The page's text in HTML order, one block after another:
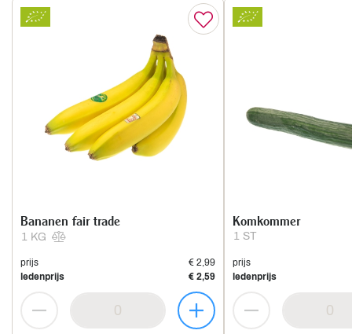
1 KG
Bananen fair trade
prijs
€ 2,99
ledenprijs
€ 2,59
1 ST
Komkommer
prijs
ledenprijs